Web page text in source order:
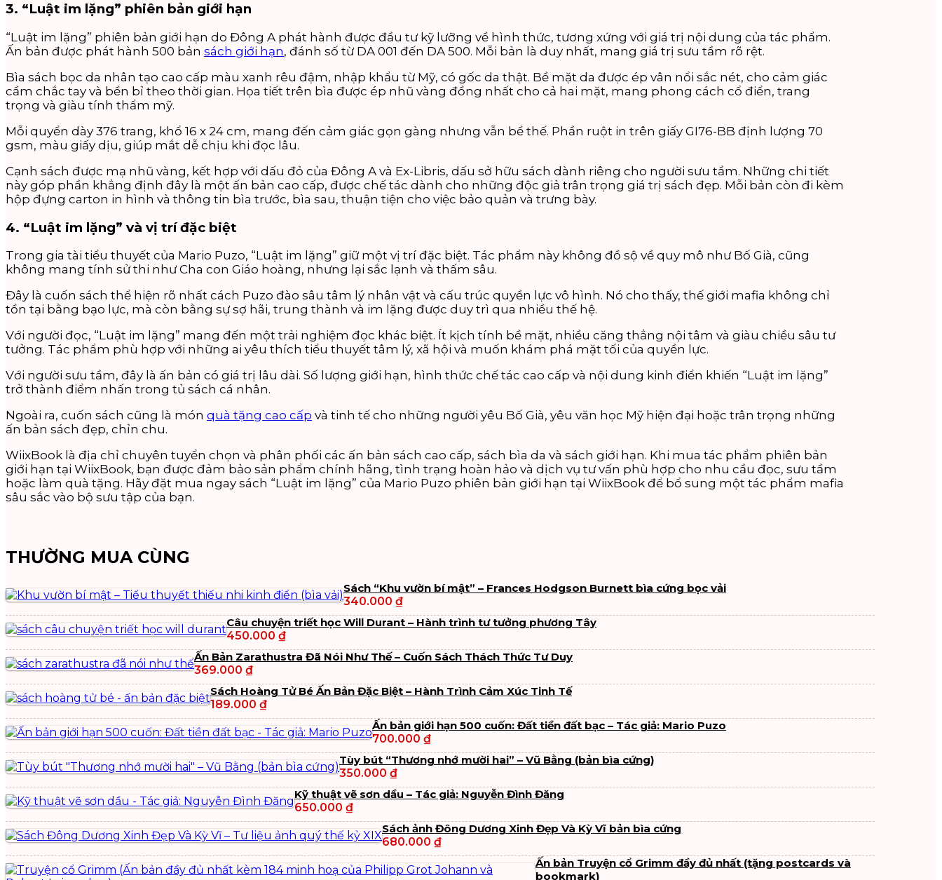
3. “Luật im lặng” phiên bản giới hạn
“Luật im lặng” phiên bản giới hạn do Đông A phát hành được đầu tư kỹ lưỡng về hình thức, tương xứng với giá trị nội dung của tác phẩm.
Ấn bản được phát hành 500 bản sách giới hạn, đánh số từ DA 001 đến DA 500. Mỗi bản là duy nhất, mang giá trị sưu tầm rõ rệt.
Bìa sách bọc da nhân tạo cao cấp màu xanh rêu đậm, nhập khẩu từ Mỹ, có gốc da thật. Bề mặt da được ép vân nổi sắc nét, cho cảm giác
cầm chắc tay và bền bỉ theo thời gian. Họa tiết trên bìa được ép nhũ vàng đồng nhất cho cả hai mặt, mang phong cách cổ điển, trang
trọng và giàu tính thẩm mỹ.
Mỗi quyển dày 376 trang, khổ 16 x 24 cm, mang đến cảm giác gọn gàng nhưng vẫn bề thế. Phần ruột in trên giấy GI76-BB định lượng 70
gsm, màu giấy dịu, giúp mắt dễ chịu khi đọc lâu.
Cạnh sách được mạ nhũ vàng, kết hợp với dấu đỏ của Đông A và Ex-Libris, dấu sở hữu sách dành riêng cho người sưu tầm. Những chi tiết
này góp phần khẳng định đây là một ấn bản cao cấp, được chế tác dành cho những độc giả trân trọng giá trị sách đẹp. Mỗi bản còn đi kèm
hộp đựng carton in hình và thông tin bìa trước, bìa sau, thuận tiện cho việc bảo quản và trưng bày.
4. “Luật im lặng” và vị trí đặc biệt
Trong gia tài tiểu thuyết của Mario Puzo, “Luật im lặng” giữ một vị trí đặc biệt. Tác phẩm này không đồ sộ về quy mô như Bố Già, cũng
không mang tính sử thi như Cha con Giáo hoàng, nhưng lại sắc lạnh và thấm sâu.
Đây là cuốn sách thể hiện rõ nhất cách Puzo đào sâu tâm lý nhân vật và cấu trúc quyền lực vô hình. Nó cho thấy, thế giới mafia không chỉ
tồn tại bằng bạo lực, mà còn bằng sự sợ hãi, trung thành và im lặng được duy trì qua nhiều thế hệ.
Với người đọc, “Luật im lặng” mang đến một trải nghiệm đọc khác biệt. Ít kịch tính bề mặt, nhiều căng thẳng nội tâm và giàu chiều sâu tư
tưởng. Tác phẩm phù hợp với những ai yêu thích tiểu thuyết tâm lý, xã hội và muốn khám phá mặt tối của quyền lực.
Với người sưu tầm, đây là ấn bản có giá trị lâu dài. Số lượng giới hạn, hình thức chế tác cao cấp và nội dung kinh điển khiến “Luật im lặng”
trở thành điểm nhấn trong tủ sách cá nhân.
Ngoài ra, cuốn sách cũng là món quà tặng cao cấp và tinh tế cho những người yêu Bố Già, yêu văn học Mỹ hiện đại hoặc trân trọng những
ấn bản sách đẹp, chỉn chu.
WiixBook là địa chỉ chuyên tuyển chọn và phân phối các ấn bản sách cao cấp, sách bìa da và sách giới hạn. Khi mua tác phẩm phiên bản
giới hạn tại WiixBook, bạn được đảm bảo sản phẩm chính hãng, tình trạng hoàn hảo và dịch vụ tư vấn phù hợp cho nhu cầu đọc, sưu tầm
hoặc làm quà tặng. Hãy đặt mua ngay sách “Luật im lặng” của Mario Puzo phiên bản giới hạn tại WiixBook để bổ sung một tác phẩm mafia
sâu sắc vào bộ sưu tập của bạn.
THƯỜNG MUA CÙNG
Sách “Khu vườn bí mật” – Frances Hodgson Burnett bìa cứng bọc vải
340.000 ₫
Câu chuyện triết học Will Durant – Hành trình tư tưởng phương Tây
450.000 ₫
Ấn Bản Zarathustra Đã Nói Như Thế – Cuốn Sách Thách Thức Tư Duy
369.000 ₫
Sách Hoàng Tử Bé Ấn Bản Đặc Biệt – Hành Trình Cảm Xúc Tinh Tế
189.000 ₫
Ấn bản giới hạn 500 cuốn: Đất tiền đất bạc – Tác giả: Mario Puzo
700.000 ₫
Tùy bút “Thương nhớ mười hai” – Vũ Bằng (bản bìa cứng)
350.000 ₫
Kỹ thuật vẽ sơn dầu – Tác giả: Nguyễn Đình Đăng
650.000 ₫
Sách ảnh Đông Dương Xinh Đẹp Và Kỳ Vĩ bản bìa cứng
680.000 ₫
Ấn bản Truyện cổ Grimm đầy đủ nhất (tặng postcards và
bookmark)